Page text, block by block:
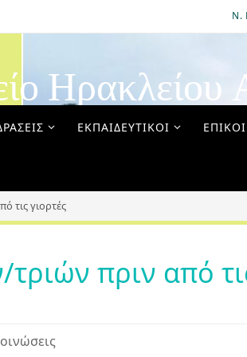
Ν.
Ηρακλείου
ΕΚΠΑΙΔΕΥΤΙΚΟΊ
τις γιορτές
πριν από